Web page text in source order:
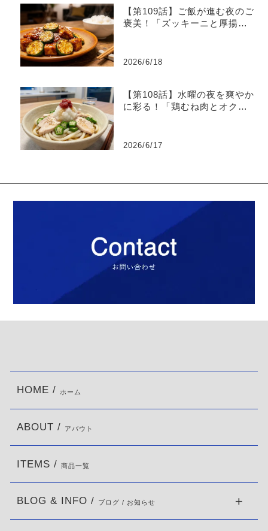
【第109話】ご飯が進む夜のご
褒美！「ズッキーニと厚揚げ
2026/6/18
【第108話】水曜の夜を爽やか
に彩る！「鶏むね肉とオクラ
2026/6/17
HOME / ホーム
ABOUT / アバウト
ITEMS / 商品一覧
BLOG & INFO / ブログ / お知らせ